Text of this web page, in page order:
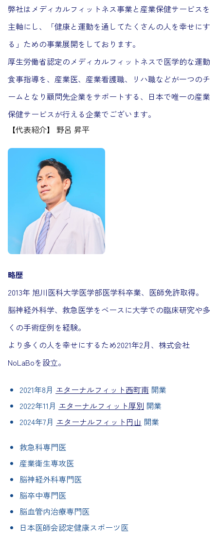
弊社はメディカルフィットネス事業と産業保健サービスを
主軸にし、「健康と運動を通してたくさんの人を幸せにす
る」ための事業展開をしております。
厚生労働省認定のメディカルフィットネスで医学的な運動
食事指導を、産業医、産業看護職、リハ職などが一つのチ
ームとなり顧問先企業をサポートする、日本で唯一の産業
保健サービスが行える企業でございます。
【代表紹介】 野呂 昇平
略歴
2013年 旭川医科大学医学部医学科卒業、医師免許取得。
脳神経外科学、救急医学をベースに大学での臨床研究や多
くの手術症例を経験。
より多くの人を幸せにするため2021年2月、株式会社
NoLaBoを設立。
2021年8月 エターナルフィット西町南 開業
2022年11月 エターナルフィット厚別 開業
2024年7月 エターナルフィット円山 開業
救急科専門医
産業衛生専攻医
脳神経外科専門医
脳卒中専門医
脳血管内治療専門医
日本医師会認定健康スポーツ医